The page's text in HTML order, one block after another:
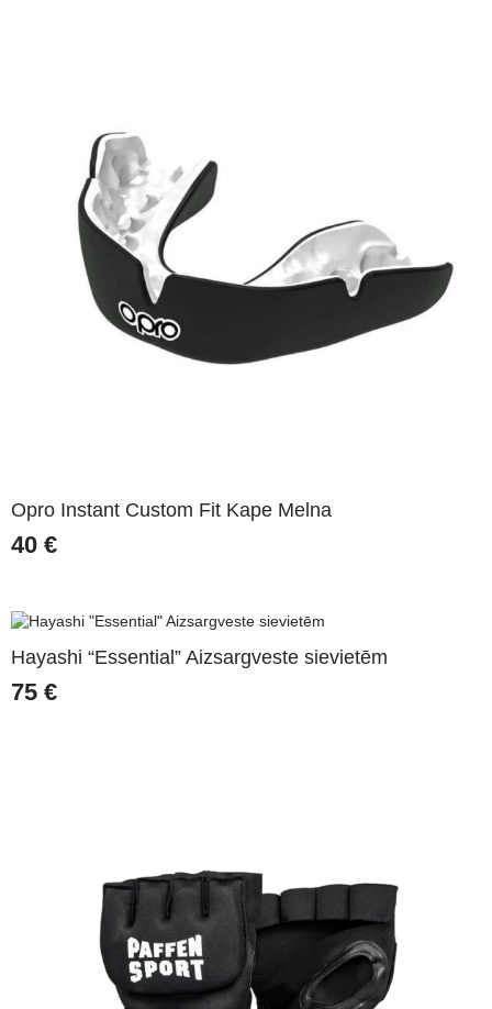
Opro Instant Custom Fit Kape Melna
40 €
Hayashi “Essential” Aizsargveste sievietēm
75 €